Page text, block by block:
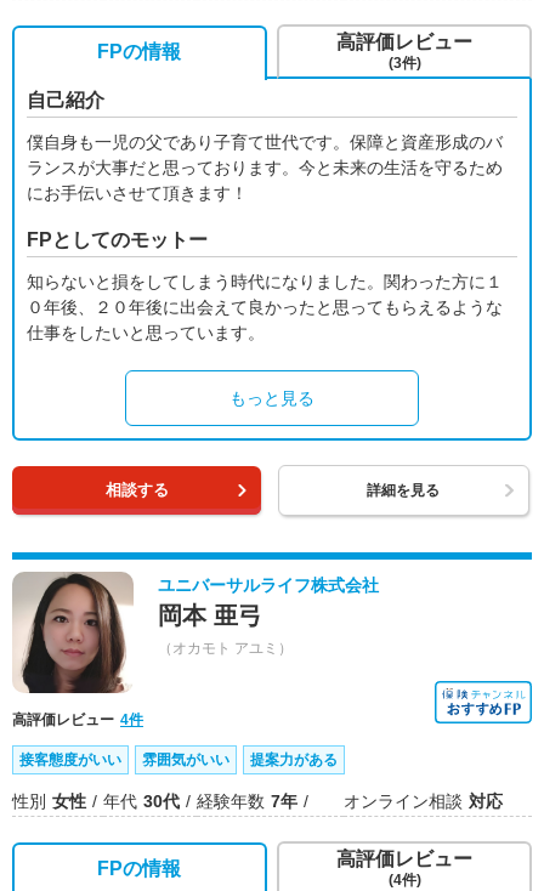
FPの情報
自己紹介
僕自身も一児の父であり子育て世代です。保障と資産形成のバ
ランスが大事だと思っております。今と未来の生活を守るため
にお手伝いさせて頂きます！
FPとしてのモットー
知らないと損をしてしまう時代になりました。関わった方に１
０年後、２０年後に出会えて良かったと思ってもらえるような
仕事をしたいと思っています。
もっと見る
高評価レビュー
(3件)
相談する 詳細を見る
ユニバーサルライフ株式会社
岡本 亜弓
（オカモト アユミ）
高評価レビュー 4件
接客態度がいい 雰囲気がいい 提案力がある
性別 女性 年代 30代 経験年数 7年 オンライン相談 対応
FPの情報 高評価レビュー
(4件)